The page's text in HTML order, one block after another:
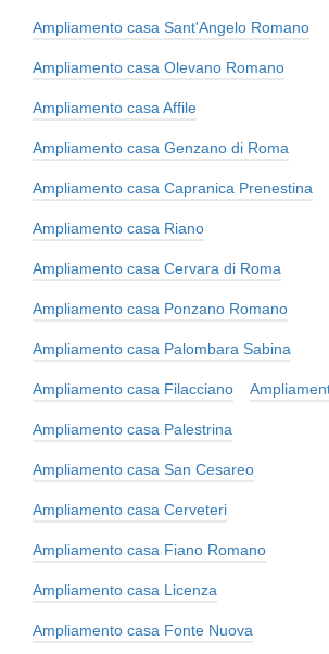
Ampliamento casa Sant'Angelo Romano
Ampliamento casa Olevano Romano
Ampliamento casa Affile
Ampliamento casa Genzano di Roma
Ampliamento casa Capranica Prenestina
Ampliamento casa Riano
Ampliamento casa Cervara di Roma
Ampliamento casa Ponzano Romano
Ampliamento casa Palombara Sabina
Ampliamento casa Filacciano
Ampliamento casa Palestrina
Ampliamento casa San Cesareo
Ampliamento casa Cerveteri
Ampliamento casa Fiano Romano
Ampliamento casa Licenza
Ampliamento casa Fonte Nuova